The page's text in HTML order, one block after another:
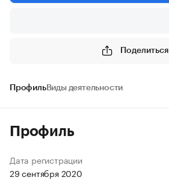
Поделиться
ПрофильВиды деятельности
Профиль
Дата регистрации
29 сентября 2020